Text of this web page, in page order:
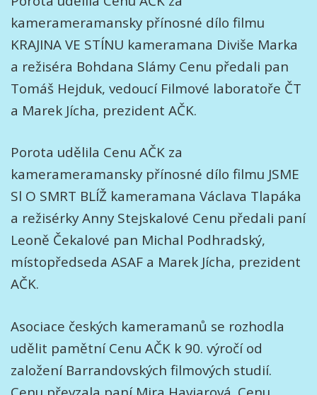
kamerameramansky přínosné dílo filmu
KRAJINA VE STÍNU kameramana Diviše Marka
a režiséra Bohdana Slámy Cenu předali pan
Tomáš Hejduk, vedoucí Filmové laboratoře ČT
a Marek Jícha, prezident AČK.
Porota udělila Cenu AČK za
kamerameramansky přínosné dílo filmu JSME
Sl O SMRT BLÍŽ kameramana Václava Tlapáka
a režisérky Anny Stejskalové Cenu předali paní
Leoně Čekalové pan Michal Podhradský,
místopředseda ASAF a Marek Jícha, prezident
AČK.
Asociace českých kameramanů se rozhodla
udělit pamětní Cenu AČK k 90. výročí od
založení Barrandovských filmových studií.